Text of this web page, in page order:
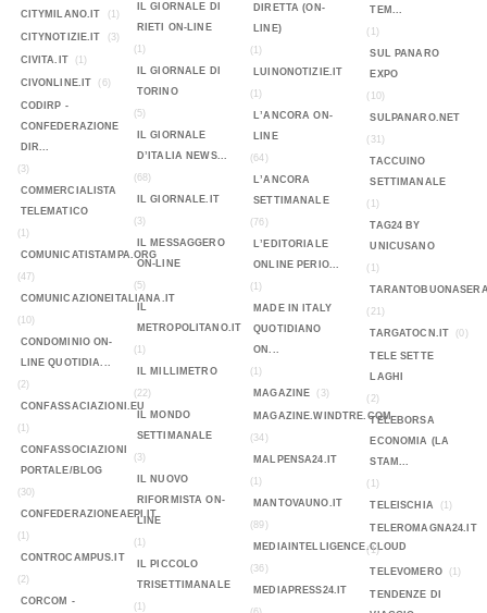
CITYMILANO.IT
(1)
CITYNOTIZIE.IT (3)
CIVITA.IT (1)
CIVONLINE.IT (6)
CODIRP -
CONFEDERAZIONE
DIR...
(3)
COMMERCIALISTA
TELEMATICO
(1)
COMUNICATISTAMPA.ORG
(47)
COMUNICAZIONEITALIANA.IT
(10)
CONDOMINIO ON-
LINE QUOTIDIA...
(2)
CONFASSACIAZIONI.EU
(1)
CONFASSOCIAZIONI
PORTALE/BLOG
(30)
CONFEDERAZIONEAEPI.IT
(1)
CONTROCAMPUS.IT
(2)
CORCOM -
IL GIORNALE DI
RIETI ON-LINE
(1)
IL GIORNALE DI
TORINO
(5)
IL GIORNALE
D’ITALIA NEWS...
(68)
IL GIORNALE.IT
(3)
IL MESSAGGERO
ON-LINE
(5)
IL
METROPOLITANO.IT
(1)
IL MILLIMETRO
(22)
IL MONDO
SETTIMANALE
(3)
IL NUOVO
RIFORMISTA ON-
LINE
(1)
IL PICCOLO
TRISETTIMANALE
(1)
DIRETTA (ON-
LINE)
(1)
LUINONOTIZIE.IT
(1)
L’ANCORA ON-
LINE
(64)
L’ANCORA
SETTIMANALE
(76)
L’EDITORIALE
ONLINE PERIO...
(1)
MADE IN ITALY
QUOTIDIANO
ON...
(1)
MAGAZINE
(3)
MAGAZINE.WINDTRE.COM
(34)
MALPENSA24.IT
(1)
MANTOVAUNO.IT
(89)
MEDIAINTELLIGENCE.CLOUD
(36)
MEDIAPRESS24.IT
TEM...
(1)
SUL PANARO
EXPO
(10)
SULPANARO.NET
(31)
TACCUINO
SETTIMANALE
(1)
TAG24 BY
UNICUSANO
(1)
(21)
TARGATOCN.IT
(0)
TELE SETTE
LAGHI
(2)
TELEBORSA
ECONOMIA (LA
STAM...
(1)
TELEISCHIA
(1)
TELEROMAGNA24.IT
(1)
TELEVOMERO
(1)
TENDENZE DI